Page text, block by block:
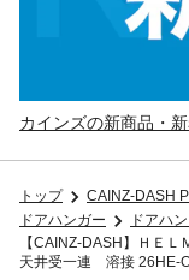
カインズの新商品・
トップ CAINZ-DASH
ドアハンガー
ドアハ
【CAINZ-DASH】ＨＥ
天井受一連 溶接 26HE-